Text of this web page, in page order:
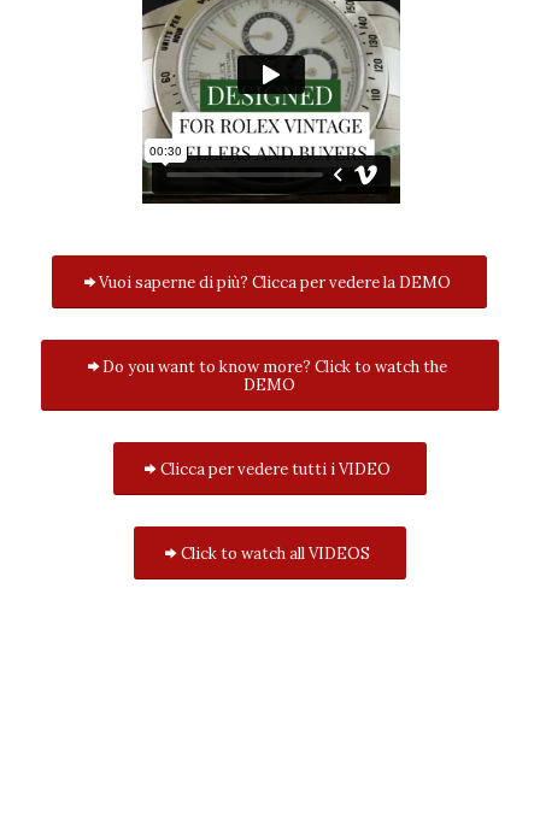
Vuoi saperne di più? Clicca per vedere la DEMO
Do you want to know more? Click to watch the
DEMO
Clicca per vedere tutti i VIDEO
Click to watch all VIDEOS